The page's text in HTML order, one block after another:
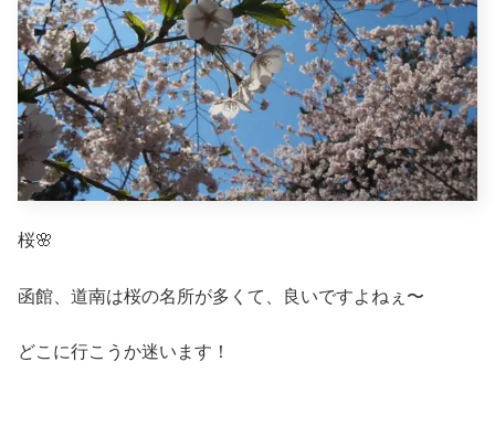
桜🌸
函館、道南は桜の名所が多くて、良いですよねぇ〜
どこに行こうか迷います！